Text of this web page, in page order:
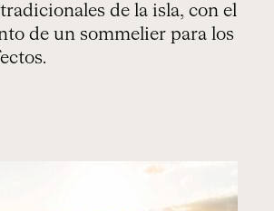
de la isla, con el
de un sommelier para los